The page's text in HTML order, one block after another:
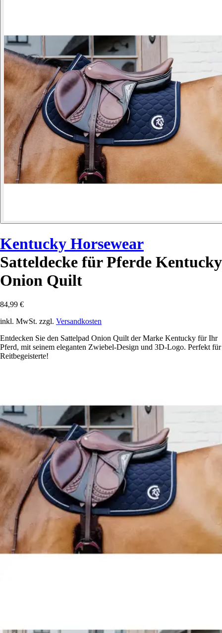
Kentucky Horsewear
Satteldecke für Pferde Kentucky
Onion Quilt
84,99 €
inkl. MwSt. zzgl. Versandkosten
Entdecken Sie den Sattelpad Onion Quilt der Marke Kentucky für Ihr
Pferd, mit seinem eleganten Zwiebel-Design und 3D-Logo. Perfekt für
Reitbegeisterte!